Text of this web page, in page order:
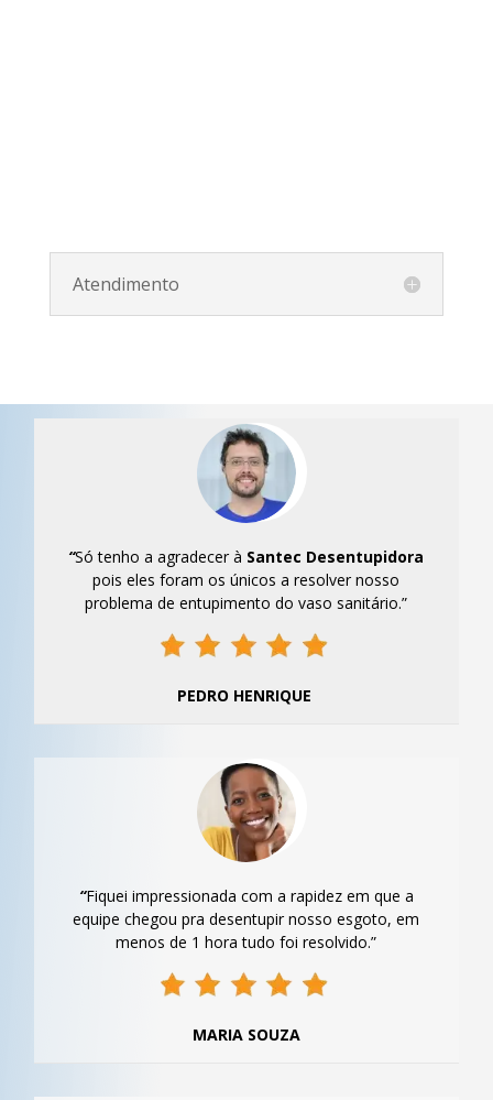
Atendimento
“Só tenho a agradecer à Santec Desentupidora
pois eles foram os únicos a resolver nosso
problema de entupimento do vaso sanitário.”
PEDRO HENRIQUE
“Fiquei impressionada com a rapidez em que a
equipe chegou pra desentupir nosso esgoto, em
menos de 1 hora tudo foi resolvido.”
MARIA SOUZA